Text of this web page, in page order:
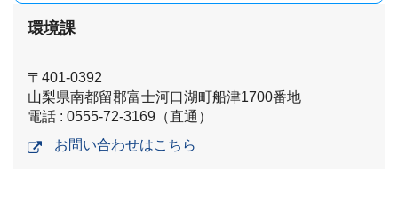
環境課
〒401-0392
山梨県南都留郡富士河口湖町船津1700番地
電話 : 0555-72-3169（直通）
お問い合わせはこちら